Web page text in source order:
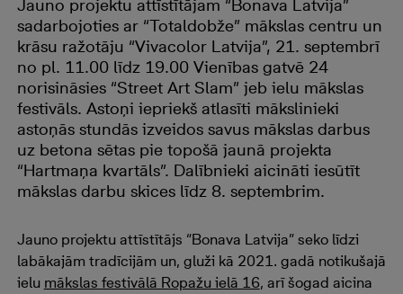
Jauno projektu attīstītājam “Bonava Latvija”
sadarbojoties ar “Totaldobže” mākslas centru un
krāsu ražotāju “Vivacolor Latvija”, 21. septembrī
no pl. 11.00 līdz 19.00 Vienības gatvē 24
norisināsies “Street Art Slam” jeb ielu mākslas
festivāls. Astoņi iepriekš atlasīti mākslinieki
astoņās stundās izveidos savus mākslas darbus
uz betona sētas pie topošā jaunā projekta
“Hartmaņa kvartāls”. Dalībnieki aicināti iesūtīt
mākslas darbu skices līdz 8. septembrim.
Jauno projektu attīstītājs “Bonava Latvija” seko līdzi
labākajām tradīcijām un, gluži kā 2021. gadā notikušajā
ielu mākslas festivālā Ropažu ielā 16, arī šogad aicina